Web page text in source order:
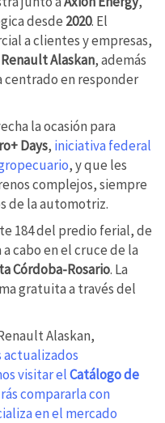
desde 2020. El
a clientes y empresas,
Renault Alaskan, además
centrado en responder
la ocasión para
Days, iniciativa federal
, y que les
complejos, siempre
de la automotriz.
184 del predio ferial, de
a cabo en el cruce de la
Córdoba-Rosario. La
gratuita a través del
Alaskan,
actualizados
visitar elCatálogo de
compararla con
en el mercado